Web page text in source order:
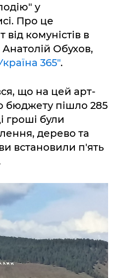
у
Про це
комуністів в
Анатолій Обухов,
365".
що на цей арт-
бюджету пішло 285
гроші були
дерево та
встановили п'ять